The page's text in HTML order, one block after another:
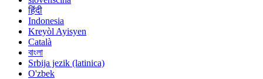
हिंदी
Indonesia
Kreyòl Ayisyen
Català
বাংলা
Srbija jezik (latinica)
O'zbek